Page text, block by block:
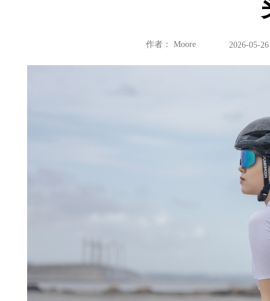
作者： Moore 2026-05-